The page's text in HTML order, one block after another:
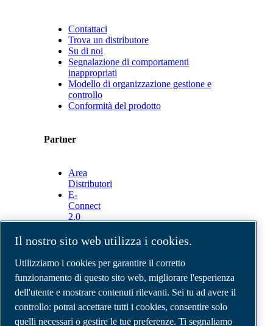
Contattaci
Trova un distributore
Su di noi
Segnalazione di comportamenti
inappropriati
Modello di organizzazione gestione e
controllo
Conformità del prodotto
Partner
Area
Distributori
E-
Connect
2.0
Portal
Media
Gallery
©2026 Compressori d'aria ABAC
Note legali e privacy
Modulo resi
Il nostro sito web utilizza i cookies.
Utilizziamo i cookies per garantire il corretto
funzionamento di questo sito web, migliorare l'esperienza
dell'utente e mostrare contenuti rilevanti. Sei tu ad avere il
controllo: potrai accettare tutti i cookies, consentire solo
quelli necessari o gestire le tue preferenze. Ti segnaliamo